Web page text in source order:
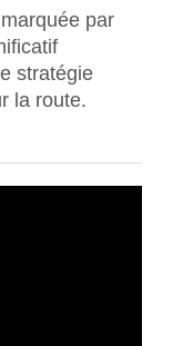
par
stratégie
la route.